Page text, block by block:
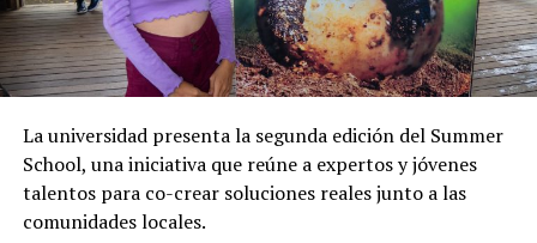
“Conozco a Leonardo Rodríguez, creo que ha hecho una
gran gestión en mi pueblo, en Chone, y es uno de los
alcaldes mejor valorado en nuestra población, la gente
acepte ir a la Prefectura de Manabí, porque se une al
candidato del oficialismo, vamos, el pueblo chonense
tiene clarísimo el por qué de la decisión de Leonardo
Rodríguez”, subrayó.
La universidad presenta la segunda edición del Summer
School, una iniciativa que reúne a expertos y jóvenes
talentos para co-crear soluciones reales junto a las
comunidades locales.